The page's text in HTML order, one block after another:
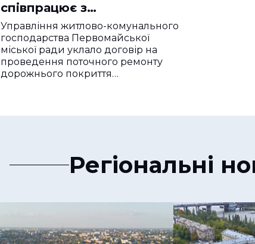
співпрацює з
підприємством з
російським власником
Управління житлово-комунального
господарства Первомайської
міської ради уклало договір на
проведення поточного ремонту
дорожнього покриття…
Регіональні